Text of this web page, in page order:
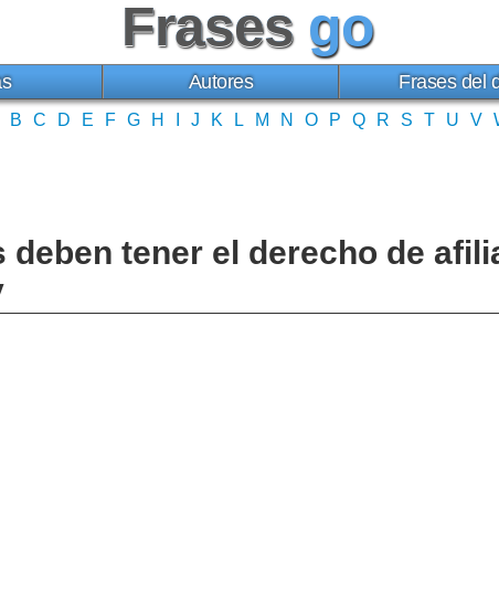
Frases go
Autores Frases del
B C D E F G H J K L M N O P Q R S T U V
tener el derecho de